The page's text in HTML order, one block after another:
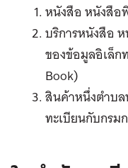
หนังสือ หนังสือ
บริการหนังสือ
ของข้อมูลอิเล็ก
Book)
สินค้าหนึ่งตำบ
ทะเบียนกับกร